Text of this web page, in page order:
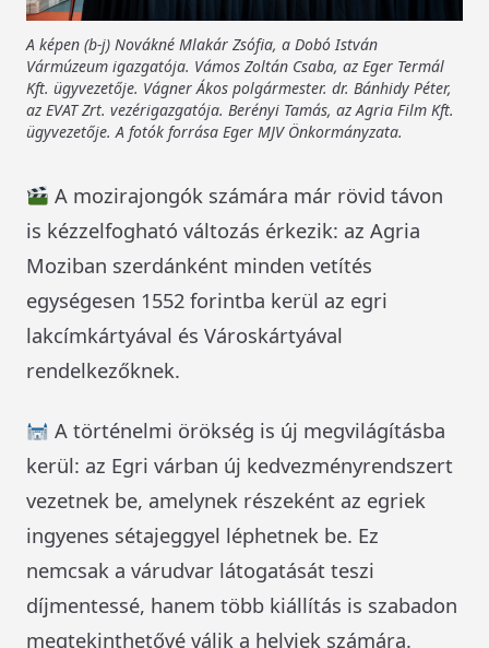
A képen (b-j) Novákné Mlakár Zsófia, a Dobó István
Vármúzeum igazgatója. Vámos Zoltán Csaba, az Eger Termál
Kft. ügyvezetője. Vágner Ákos polgármester. dr. Bánhidy Péter,
az EVAT Zrt. vezérigazgatója. Berényi Tamás, az Agria Film Kft.
ügyvezetője. A fotók forrása Eger MJV Önkormányzata.
A mozirajongók számára már rövid távon
is kézzelfogható változás érkezik: az Agria
Moziban szerdánként minden vetítés
egységesen 1552 forintba kerül az egri
lakcímkártyával és Városkártyával
rendelkezőknek.
A történelmi örökség is új megvilágításba
kerül: az Egri várban új kedvezményrendszert
vezetnek be, amelynek részeként az egriek
ingyenes sétajeggyel léphetnek be. Ez
nemcsak a várudvar látogatását teszi
díjmentessé, hanem több kiállítás is szabadon
megtekinthetővé válik a helyiek számára.